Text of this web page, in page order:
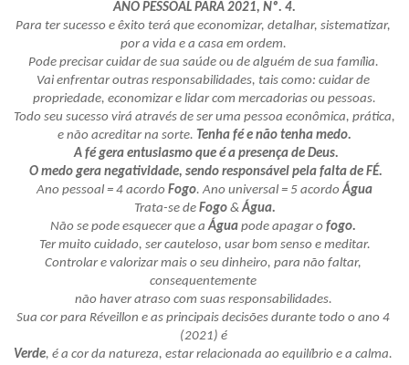
ANO PESSOAL PARA 2021, Nº. 4.
Para ter sucesso e êxito terá que economizar, detalhar, sistematizar,
por a vida e a casa em ordem.
Pode precisar cuidar de sua saúde ou de alguém de sua família.
Vai enfrentar outras responsabilidades, tais como: cuidar de
propriedade, economizar e lidar com mercadorias ou pessoas.
Todo seu sucesso virá através de ser uma pessoa econômica, prática,
e não acreditar na sorte. Tenha fé e não tenha medo.
A fé gera entusiasmo que é a presença de Deus.
O medo gera negatividade, sendo responsável pela falta de FÉ.
Ano pessoal = 4 acordo Fogo. Ano universal = 5 acordo Água
Trata-se de Fogo & Água.
Não se pode esquecer que a Água pode apagar o fogo.
Ter muito cuidado, ser cauteloso, usar bom senso e meditar.
Controlar e valorizar mais o seu dinheiro, para não faltar,
consequentemente
não haver atraso com suas responsabilidades.
Sua cor para Réveillon e as principais decisões durante todo o ano 4
(2021) é
Verde, é a cor da natureza, estar relacionada ao equilíbrio e a calma.